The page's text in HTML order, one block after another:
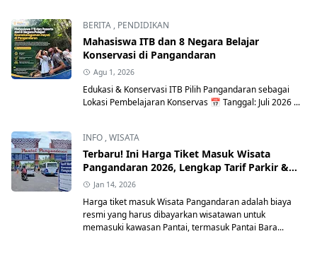
BERITA , PENDIDIKAN
Mahasiswa ITB dan 8 Negara Belajar
Konservasi di Pangandaran
Agu 1, 2026
Edukasi & Konservasi ITB Pilih Pangandaran sebagai
Lokasi Pembelajaran Konservas 📅 Tanggal: Juli 2026 ...
INFO ,WISATA
Terbaru! Ini Harga Tiket Masuk Wisata
Pangandaran 2026, Lengkap Tarif Parkir &
Retribusi Resmi
Jan 14, 2026
Harga tiket masuk Wisata Pangandaran adalah biaya
resmi yang harus dibayarkan wisatawan untuk
memasuki kawasan Pantai, termasuk Pantai Bara...